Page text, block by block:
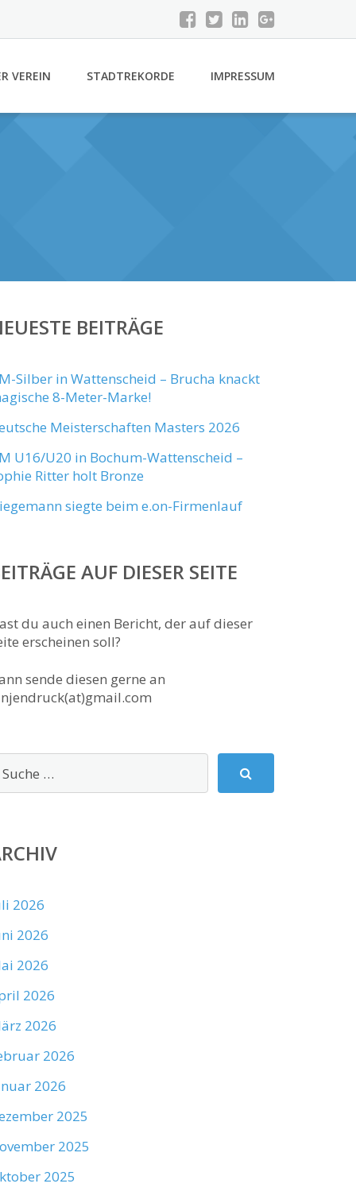
VEREIN STADTREKORDE IMPRESSUM
BEITRÄGE
Silber in Wattenscheid – Brucha knackt
8-Meter-Marke!
Meisterschaften Masters 2026
U16/U20 in Bochum-Wattenscheid –
Ritter holt Bronze
siegte beim e.on-Firmenlauf
AUF DIESER SEITE
du auch einen Bericht, der auf dieser
erscheinen soll?
sende diesen gerne an
2026
2026
2026
2026
2026
2026
2026
2025
2025
2025